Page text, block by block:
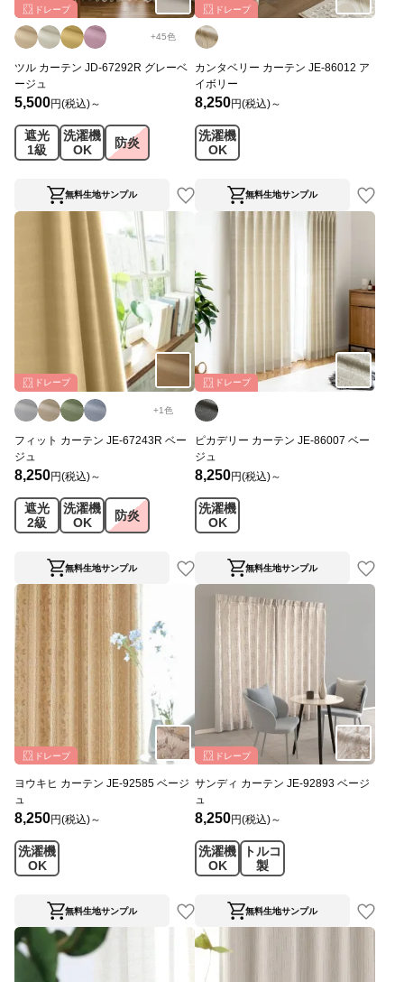
ドレープ
+45色
ツル カーテン JD-67292R グレーベ
ージュ
5,500円(税込)～
遮光
1級
洗濯機
OK
防炎
無料生地サンプル
ドレープ
カンタベリー カーテン JE-86012 ア
イボリー
8,250円(税込)～
洗濯機
OK
無料生地サンプル
ドレープ
+1色
フィット カーテン JE-67243R ベー
ジュ
8,250円(税込)～
遮光
2級
洗濯機
OK
防炎
無料生地サンプル
ドレープ
ピカデリー カーテン JE-86007 ベー
ジュ
8,250円(税込)～
洗濯機
OK
無料生地サンプル
ドレープ
ヨウキヒ カーテン JE-92585 ベージ
ュ
8,250円(税込)～
洗濯機
OK
無料生地サンプル
ドレープ
サンディ カーテン JE-92893 ベージ
ュ
8,250円(税込)～
洗濯機
OK
トルコ
製
無料生地サンプル